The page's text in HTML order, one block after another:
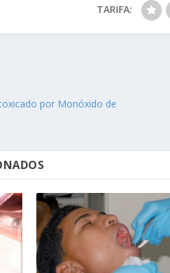
TARIFA:
por Monóxido de